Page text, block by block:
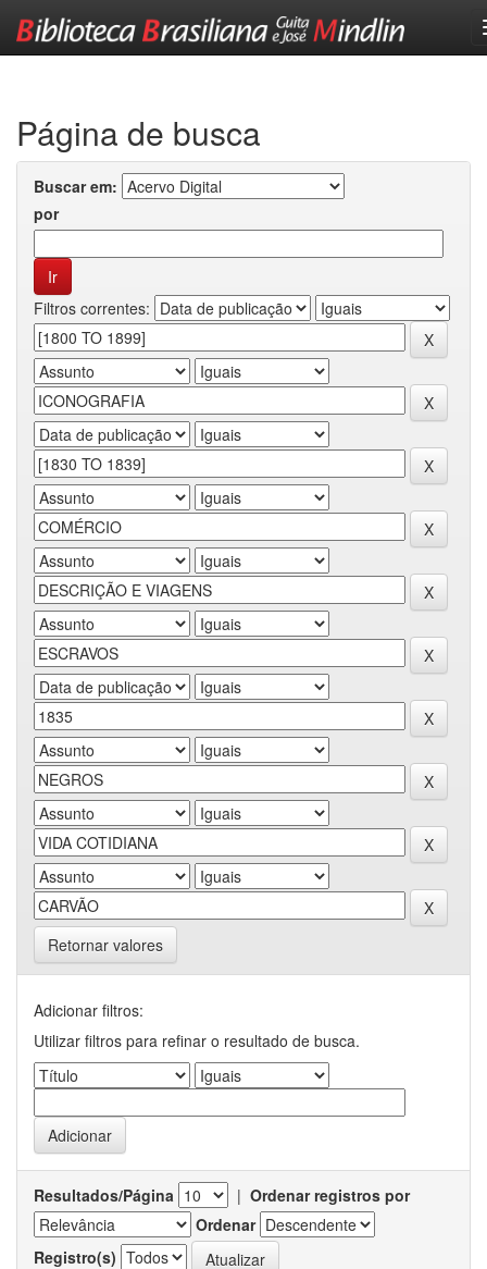
Página de busca
Buscar em:
por
Filtros correntes:
Retornar valores
Adicionar filtros:
Utilizar filtros para refinar o resultado de busca.
Resultados/Página | Ordenar registros por
Ordenar
Registro(s)